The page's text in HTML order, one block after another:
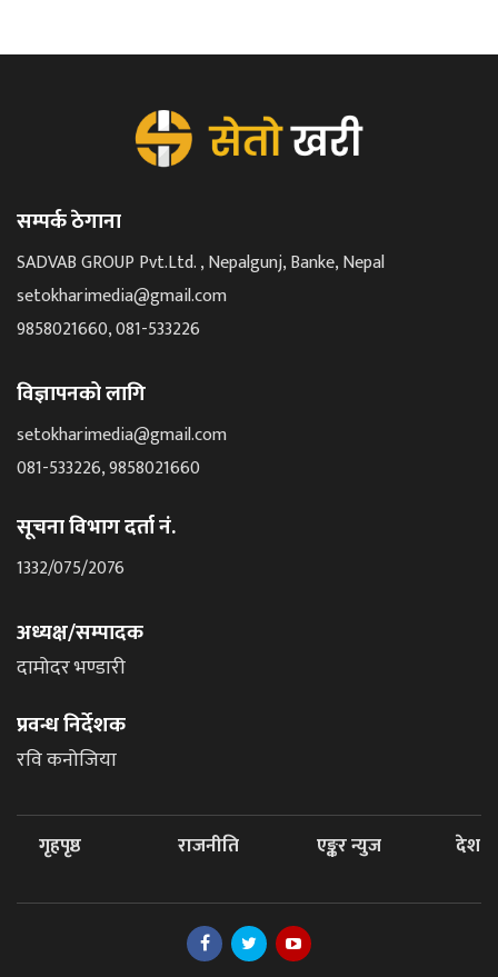
सम्पर्क ठेगाना
SADVAB GROUP Pvt.Ltd. , Nepalgunj, Banke, Nepal
setokharimedia@gmail.com
9858021660, 081-533226
विज्ञापनको लागि
setokharimedia@gmail.com
081-533226, 9858021660
सूचना विभाग दर्ता नं.
1332/075/2076
अध्यक्ष/सम्पादक
दामोदर भण्डारी
प्रवन्ध निर्देशक
रवि कनोजिया
गृहपृष्ठ राजनीति एङ्कर न्युज देश